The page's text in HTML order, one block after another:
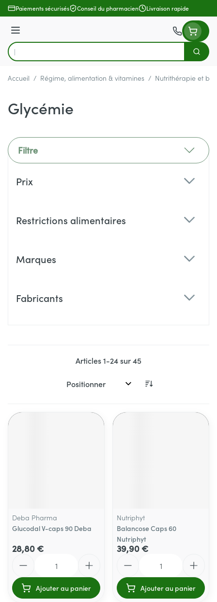
Aller au contenu
Paiements sécurisés Conseil du pharmacien Livraison rapide
Menu
Rechercher
Accueil / Régime, alimentation & vitamines / Nutrithérapie et
Glycémie
Filtre
Prix
Restrictions alimentaires
Marques
Fabricants
Articles1-24sur45
Trier par:
Deba Pharma
Glucodal V-caps 90 Deba
28,80 €
Ajouter au panier
Nutriphyt
Balancose Caps 60
Nutriphyt
39,90 €
Ajouter au panier